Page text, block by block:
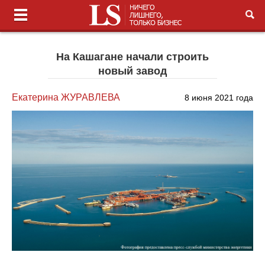
На Кашагане начали строить
новый завод
Екатерина ЖУРАВЛЕВА 8 июня 2021 года